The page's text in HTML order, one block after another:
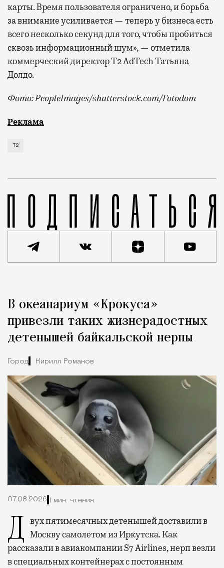
карты. Время пользователя ограничено, и борьба
за внимание усиливается — теперь у бизнеса есть
всего несколько секунд для того, чтобы пробиться
сквозь информационный шум», — отметила
коммерческий директор Т2 AdTech Татьяна
Долдо.
Фото: PeopleImages/shutterstock.com/Fotodom
Мобильный оператор Т2 изучил модели интернет-
Реклама
Т2
Город
В океанариум «Крокуса»
привезли таких жизнерадостных
детенышей байкальской нерпы
Город Кирилл Романов
07.08.2026 1 мин. чтения
Двух пятимесячных детенышей доставили в Москву самолетом из Иркутска. Как
рассказали в авиакомпании S7 Airlines, нерп везли
в специальных контейнерах с постоянным